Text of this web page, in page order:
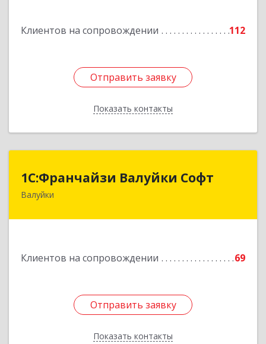
Клиентов на сопровождении 112
Отправить заявку
Показать контакты
Отправить заявку
Назад
1С:Франчайзи Валуйки Софт
Валуйки
Клиентов на сопровождении 69
Отправить заявку
Показать контакты
1С:Франчайзи Валуйки Софт
309996, Белгородская обл, Валуйки г, Горького,
Отправить заявку
Назад